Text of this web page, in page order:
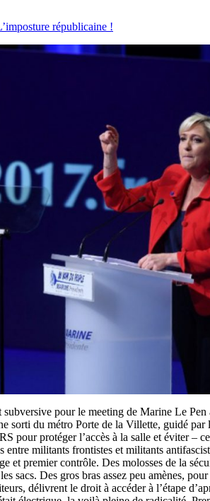
pour le meeting de Marine Le Pen
sorti du métro Porte de la Villette, guidé par
pour protéger l’accès à la salle et éviter –
entre militants frontistes et militants
et premier contrôle. Des molosses de la
sacs. Des gros bras assez peu amènes,
délivrent le droit à accéder à l’étape